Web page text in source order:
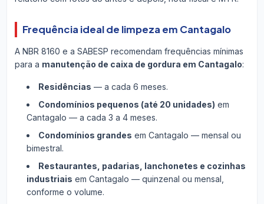
Frequência ideal de limpeza em Cantagalo
A NBR 8160 e a SABESP recomendam frequências mínimas
para a manutenção de caixa de gordura em Cantagalo:
Residências — a cada 6 meses.
Condomínios pequenos (até 20 unidades) em
Cantagalo — a cada 3 a 4 meses.
Condomínios grandes em Cantagalo — mensal ou
bimestral.
Restaurantes, padarias, lanchonetes e cozinhas
industriais em Cantagalo — quinzenal ou mensal,
conforme o volume.